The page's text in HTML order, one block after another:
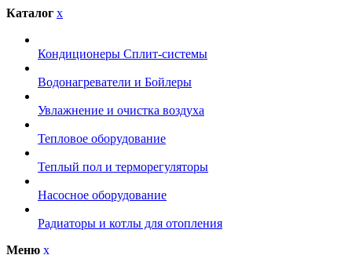
Каталог x
Кондиционеры Сплит-системы
Водонагреватели и Бойлеры
Увлажнение и очистка воздуха
Тепловое оборудование
Теплый пол и терморегуляторы
Насосное оборудование
Радиаторы и котлы для отопления
Меню x